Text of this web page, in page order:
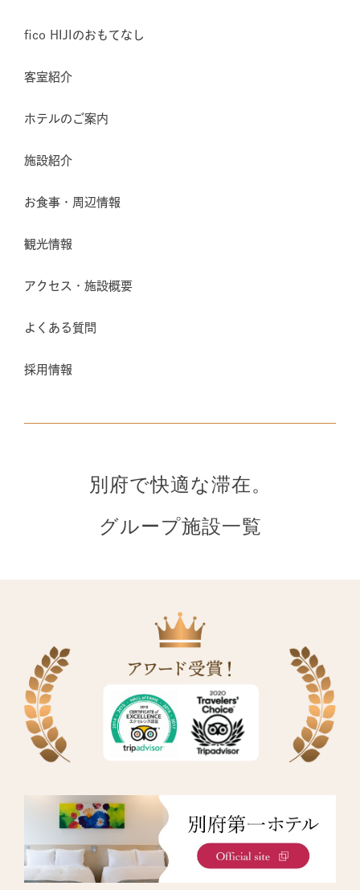
fico HIJIのおもてなし
客室紹介
ホテルのご案内
施設紹介
お食事・周辺情報
観光情報
アクセス・施設概要
よくある質問
採用情報
別府で快適な滞在。
グループ施設一覧